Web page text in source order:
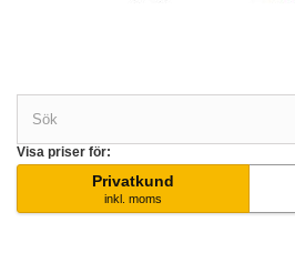
Visa priser för:
Privatkund
inkl. moms